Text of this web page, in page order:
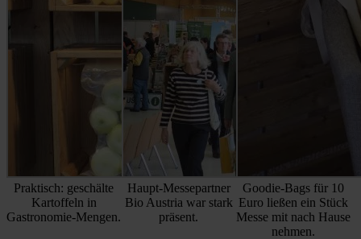
Praktisch: geschälte
Kartoffeln in
Gastronomie-Mengen.
Haupt-Messepartner
Bio Austria war stark
präsent.
Goodie-Bags für 10
Euro ließen ein Stück
Messe mit nach Hause
nehmen.